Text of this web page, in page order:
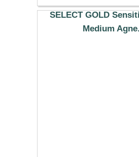
65.99 €
SELECT GOLD
Medium